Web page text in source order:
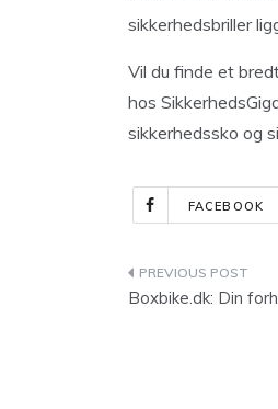
sikkerhedsbriller
Vil du finde et
hos
sikkerhedssko og
FACEBOOK
Boxbike.dk: Din